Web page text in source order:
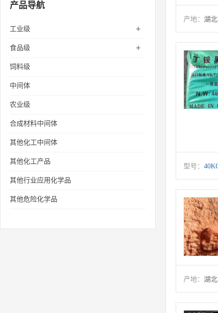
产品导航
工业级 +
食品级 +
饲料级
中间体
农业级
合成材料中间体
其他化工中间体
其他化工产品
其他行业应用化学品
其他危险化学品
产地： 湖北
型号：
产地： 湖北